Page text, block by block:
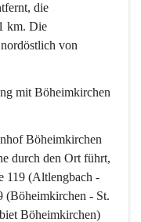
die
km. Die
von
mit Böheimkirchen
Böheimkirchen
durch den Ort führt,
119 (Altlengbach -
(Böheimkirchen - St.
Böheimkirchen)